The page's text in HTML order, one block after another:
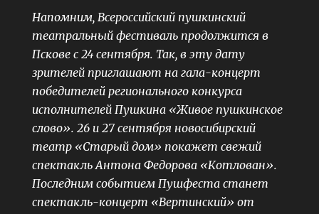
Напомним, Всероссийский пушкинский
театральный фестиваль продолжится в
Пскове с 24 сентября. Так, в эту дату
зрителей приглашают на гала-концерт
победителей регионального конкурса
исполнителей Пушкина «Живое пушкинское
слово». 26 и 27 сентября новосибирский
театр «Старый дом» покажет свежий
спектакль Антона Федорова «Котлован».
Последним событием Пушфеста станет
спектакль-концерт «Вертинский» от